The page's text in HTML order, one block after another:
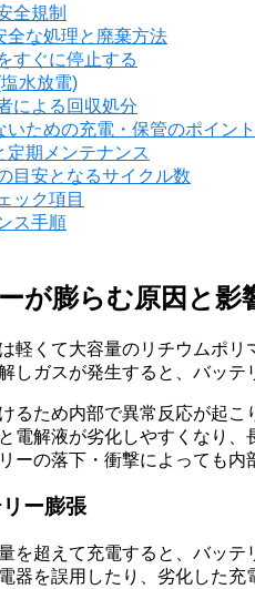
全規制
全な処理と廃棄方法
すぐに停止する
水放電)
による回収処分
ための充電・保管のポイント
定期メンテナンス
目安となるサイクル数
ック項目
ス手順
が膨らむ原因と影
軽くて大容量のリチウムポ
しガスが発生すると、バッテ
るため内部で異常反応が起
電解液が劣化しやすくなり
ーの落下・衝撃によっても
ー膨張
を超えて充電すると、バッ
器を誤用したり、劣化した充